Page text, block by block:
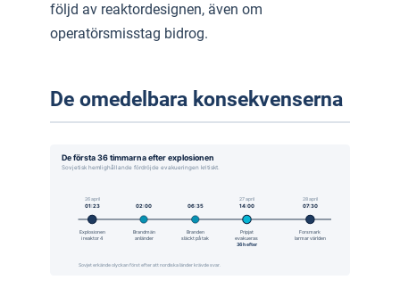
följd av reaktordesignen, även om
operatörsmisstag bidrog.
De omedelbara konsekvenserna
De första 36 timmarna efter explosionen
Sovjetisk hemlighållande fördröjde evakueringen kritiskt.
01:23
26 april
Explosionen
i reaktor 4
02:00
Brandmän
anländer
06:35
Branden
släckt på tak
14:00
27 april
Pripjat
evakueras
36 h efter
07:30
28 april
Forsmark
larmar världen
Sovjet erkände olyckan först efter att nordiska länder krävde svar.